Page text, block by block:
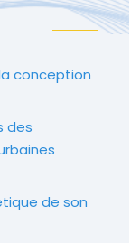
conception
des
de son